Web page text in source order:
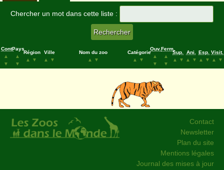
Chercher un mot dans cette liste :
Cont.
▲
▼
Pays
▲
▼
Région
▲
▼
Ville
▲
▼
Nom du zoo
▲
▼
Catégorie
▲
▼
Ouv.
▲
▼
Ferm.
▲
▼
Sup.
▲
▼
Ani.
▲
▼
Esp.
▲
▼
Visit.
▲
▼
Contact
Newsletter
Plan du site
Mentions légales
Journal des mises à jour